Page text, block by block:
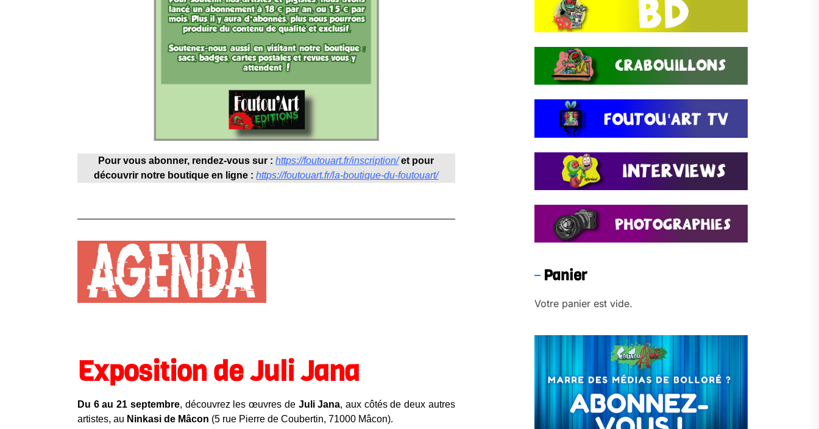
Pour vous abonner, rendez-vous sur : https://foutouart.fr/inscription/ et pour
découvrir notre boutique en ligne : https://foutouart.fr/la-boutique-du-foutouart/
Exposition de Juli Jana
Du 6 au 21 septembre, découvrez les œuvres de Juli Jana, aux côtés de deux autres
artistes, au Ninkasi de Mâcon (5 rue Pierre de Coubertin, 71000 Mâcon).
Panier
Votre panier est vide.